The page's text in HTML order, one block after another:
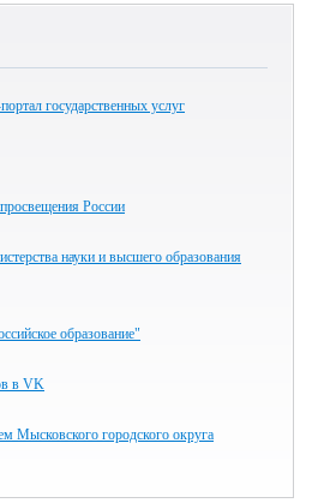
государственных услуг
России
науки и высшего образования
образование"
в VK
Мысковского городского округа